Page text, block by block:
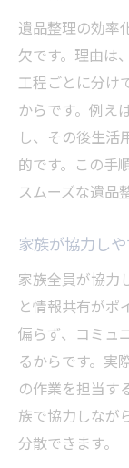
遺品整理の効率
欠です。理由は
工程ごとに分け
からです。例え
し、その後生活
的です。この手
スムーズな遺品
家族が協力し
家族全員が協力
と情報共有がポ
偏らず、コミュ
るからです。実
の作業を担当す
族で協力しなが
分散できます。